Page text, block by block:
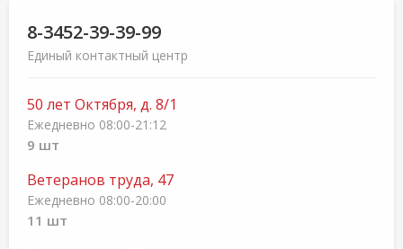
8-3452-39-39-99
Единый контактный центр
50 лет Октября, д. 8/1
Ежедневно 08:00-21:12
9 шт
Ветеранов труда, 47
Ежедневно 08:00-20:00
11 шт